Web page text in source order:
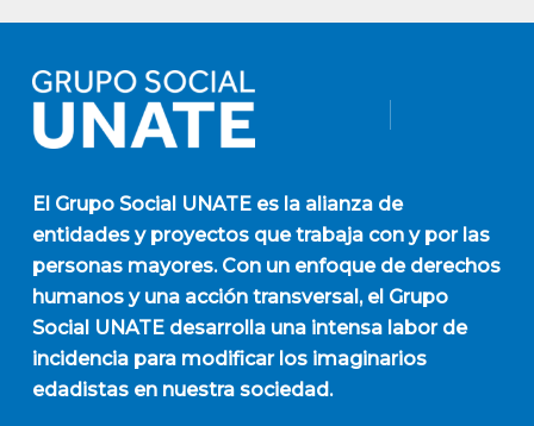
El Grupo Social UNATEes la alianza de
entidades y proyectos que trabaja con y por las
personas mayores. Con un enfoque de derechos
humanos y una acción transversal, el Grupo
Social UNATE desarrolla una intensa labor de
incidencia para modificar los imaginarios
edadistas en nuestra sociedad.